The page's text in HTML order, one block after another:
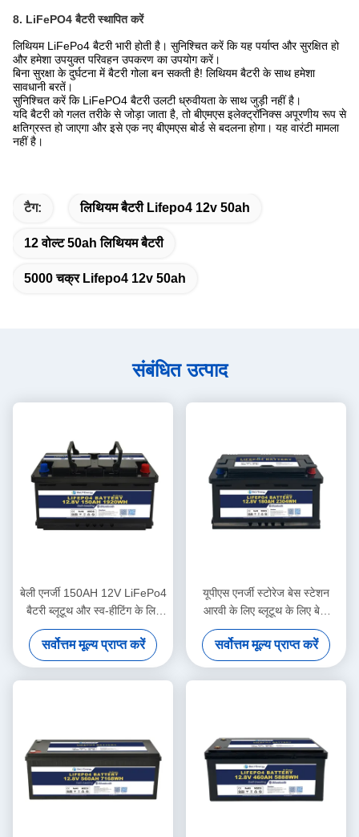
8. LiFePO4 बैटरी स्थापित करें
लिथियम LiFePo4 बैटरी भारी होती है। सुनिश्चित करें कि यह पर्याप्त और सुरक्षित हो
और हमेशा उपयुक्त परिवहन उपकरण का उपयोग करें।
बिना सुरक्षा के दुर्घटना में बैटरी गोला बन सकती है! लिथियम बैटरी के साथ हमेशा
सावधानी बरतें।
सुनिश्चित करें कि LiFePO4 बैटरी उलटी ध्रुवीयता के साथ जुड़ी नहीं है।
यदि बैटरी को गलत तरीके से जोड़ा जाता है, तो बीएमएस इलेक्ट्रॉनिक्स अपूरणीय रूप से
क्षतिग्रस्त हो जाएगा और इसे एक नए बीएमएस बोर्ड से बदलना होगा। यह वारंटी मामला
नहीं है।
टैग: लिथियम बैटरी Lifepo4 12v 50ah
12 वोल्ट 50ah लिथियम बैटरी
5000 चक्र Lifepo4 12v 50ah
संबंधित उत्पाद
बेली एनर्जी 150AH 12V LiFePo4
बैटरी ब्लूटूथ और स्व-हीटिंग के लिए
याचित मेडिकल
सर्वोत्तम मूल्य प्राप्त करें
यूपीएस एनर्जी स्टोरेज बेस स्टेशन
आरवी के लिए ब्लूटूथ के लिए बेली
एनर्जी नवीनतम डिज़ाइन 12V
180AH बैटरी
सर्वोत्तम मूल्य प्राप्त करें